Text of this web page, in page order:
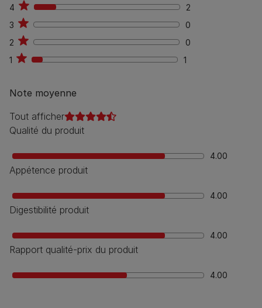
4
2
2
3
0
0
2
0
0
1
1 1
Note moyenne
Tout afficher
Qualité du produit
4.00
Appétence produit
4.00
Digestibilité produit
4.00
Rapport qualité-prix du produit
4.00